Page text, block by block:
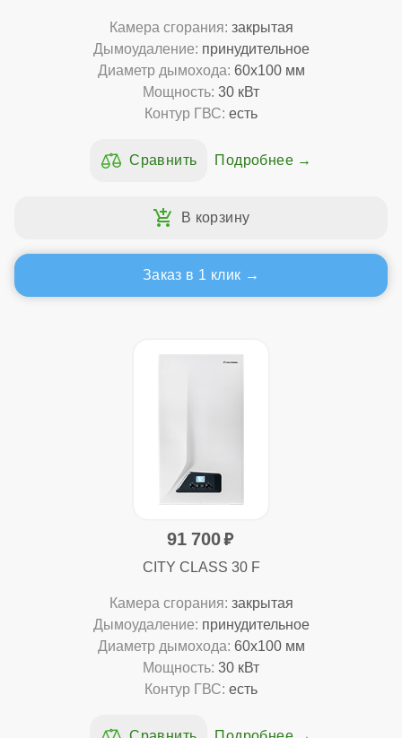
Камера сгорания: закрытая
Дымоудаление: принудительное
Диаметр дымохода: 60x100 мм
Мощность: 30 кВт
Контур ГВС: есть
Подробнее
Заказ в 1 клик
91 700
CITY CLASS 30 F
Камера сгорания: закрытая
Дымоудаление: принудительное
Диаметр дымохода: 60x100 мм
Мощность: 30 кВт
Контур ГВС: есть